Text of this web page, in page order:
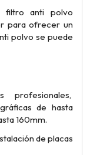
filtro anti polvo
para ofrecer un
polvo se puede
profesionales,
de hasta
160mm.
de placas